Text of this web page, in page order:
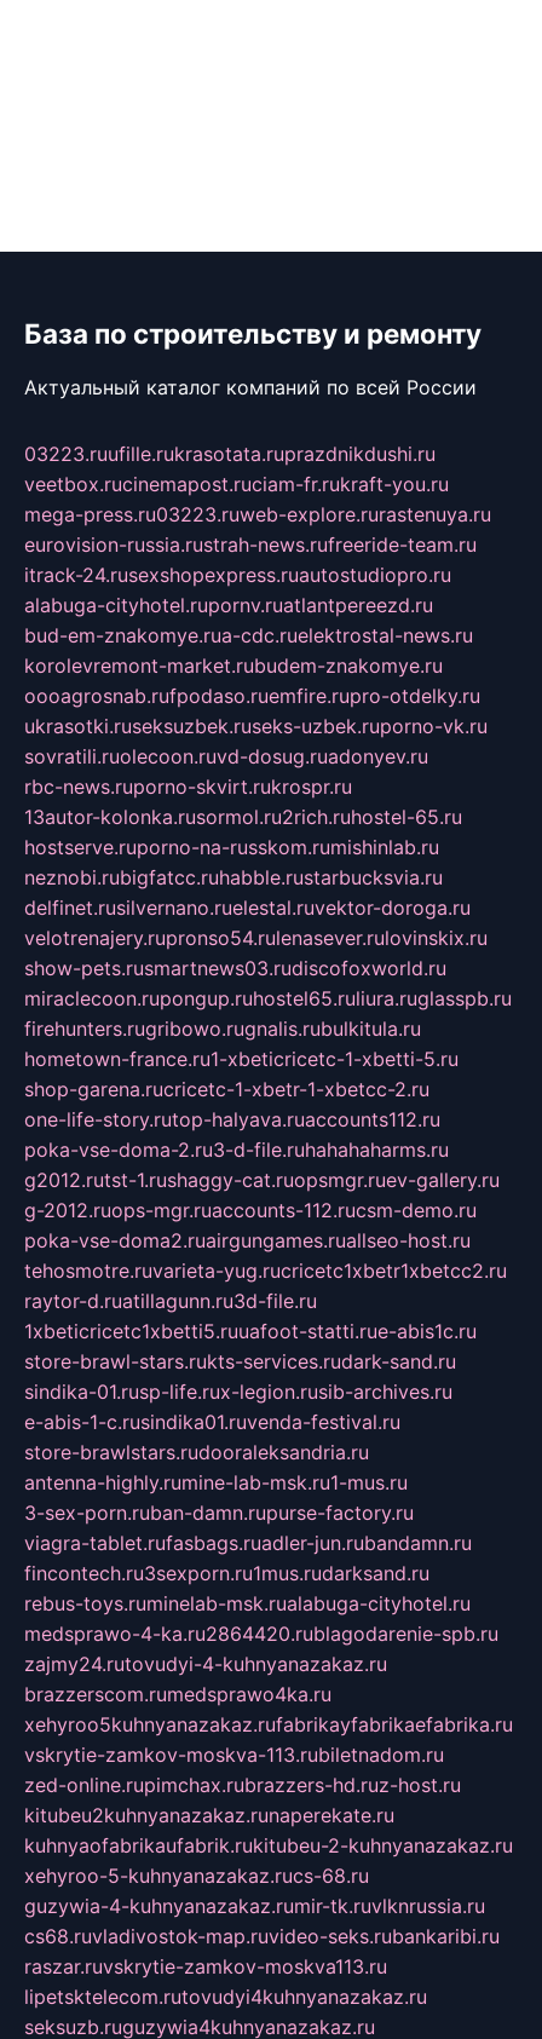
База по строительству и ремонту
Актуальный каталог компаний по всей России
03223.ruufille.rukrasotata.ruprazdnikdushi.ru
veetbox.rucinemapost.ruciam-fr.rukraft-you.ru
mega-press.ru03223.ruweb-explore.rurastenuya.ru
eurovision-russia.rustrah-news.rufreeride-team.ru
itrack-24.rusexshopexpress.ruautostudiopro.ru
alabuga-cityhotel.rupornv.ruatlantpereezd.ru
bud-em-znakomye.rua-cdc.ruelektrostal-news.ru
korolevremont-market.rubudem-znakomye.ru
oooagrosnab.rufpodaso.ruemfire.rupro-otdelky.ru
ukrasotki.ruseksuzbek.ruseks-uzbek.ruporno-vk.ru
sovratili.ruolecoon.ruvd-dosug.ruadonyev.ru
rbc-news.ruporno-skvirt.rukrospr.ru
13autor-kolonka.rusormol.ru2rich.ruhostel-65.ru
hostserve.ruporno-na-russkom.rumishinlab.ru
neznobi.rubigfatcc.ruhabble.rustarbucksvia.ru
delfinet.rusilvernano.ruelestal.ruvektor-doroga.ru
velotrenajery.rupronso54.rulenasever.rulovinskix.ru
show-pets.rusmartnews03.rudiscofoxworld.ru
miraclecoon.rupongup.ruhostel65.ruliura.ruglasspb.ru
firehunters.rugribowo.rugnalis.rubulkitula.ru
hometown-france.ru1-xbeticricetc-1-xbetti-5.ru
shop-garena.rucricetc-1-xbetr-1-xbetcc-2.ru
one-life-story.rutop-halyava.ruaccounts112.ru
poka-vse-doma-2.ru3-d-file.ruhahahaharms.ru
g2012.rutst-1.rushaggy-cat.ruopsmgr.ruev-gallery.ru
g-2012.ruops-mgr.ruaccounts-112.rucsm-demo.ru
poka-vse-doma2.ruairgungames.ruallseo-host.ru
tehosmotre.ruvarieta-yug.rucricetc1xbetr1xbetcc2.ru
raytor-d.ruatillagunn.ru3d-file.ru
1xbeticricetc1xbetti5.ruuafoot-statti.rue-abis1c.ru
store-brawl-stars.rukts-services.rudark-sand.ru
sindika-01.rusp-life.rux-legion.rusib-archives.ru
e-abis-1-c.rusindika01.ruvenda-festival.ru
store-brawlstars.rudooraleksandria.ru
antenna-highly.rumine-lab-msk.ru1-mus.ru
3-sex-porn.ruban-damn.rupurse-factory.ru
viagra-tablet.rufasbags.ruadler-jun.rubandamn.ru
fincontech.ru3sexporn.ru1mus.rudarksand.ru
rebus-toys.ruminelab-msk.rualabuga-cityhotel.ru
medsprawo-4-ka.ru2864420.rublagodarenie-spb.ru
zajmy24.rutovudyi-4-kuhnyanazakaz.ru
brazzerscom.rumedsprawo4ka.ru
xehyroo5kuhnyanazakaz.rufabrikayfabrikaefabrika.ru
vskrytie-zamkov-moskva-113.rubiletnadom.ru
zed-online.rupimchax.rubrazzers-hd.ruz-host.ru
kitubeu2kuhnyanazakaz.runaperekate.ru
kuhnyaofabrikaufabrik.rukitubeu-2-kuhnyanazakaz.ru
xehyroo-5-kuhnyanazakaz.rucs-68.ru
guzywia-4-kuhnyanazakaz.rumir-tk.ruvlknrussia.ru
cs68.ruvladivostok-map.ruvideo-seks.rubankaribi.ru
raszar.ruvskrytie-zamkov-moskva113.ru
lipetsktelecom.rutovudyi4kuhnyanazakaz.ru
seksuzb.ruguzywia4kuhnyanazakaz.ru